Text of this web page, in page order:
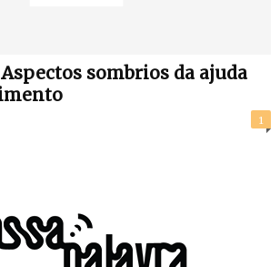
sombrios da ajuda
1